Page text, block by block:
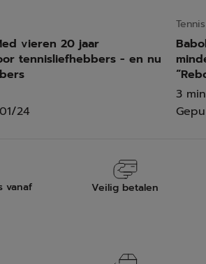
vieren 20 jaar
tennisliefhebbers - en nu
24
Tennis
3
vanaf
Veilig betalen